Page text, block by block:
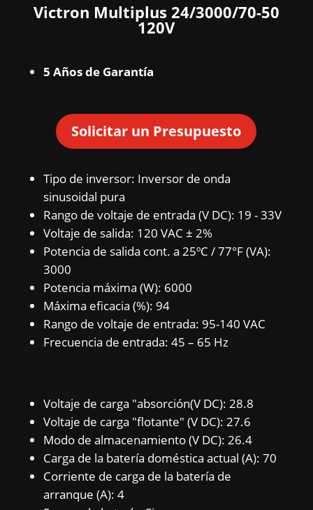
Victron Multiplus 24/3000/70-50
120V
5 Años de Garantía
Solicitar un Presupuesto
Tipo de inversor: Inversor de onda
sinusoidal pura
Rango de voltaje de entrada (V DC): 19 - 33V
Voltaje de salida: 120 VAC ± 2%
Potencia de salida cont. a 25ºC / 77°F (VA):
3000
Potencia máxima (W): 6000
Máxima eficacia (%): 94
Rango de voltaje de entrada: 95-140 VAC
Frecuencia de entrada: 45 – 65 Hz
Voltaje de carga "absorción(V DC): 28.8
Voltaje de carga "flotante" (V DC): 27.6
Modo de almacenamiento (V DC): 26.4
Carga de la batería doméstica actual (A): 70
Corriente de carga de la batería de
arranque (A): 4